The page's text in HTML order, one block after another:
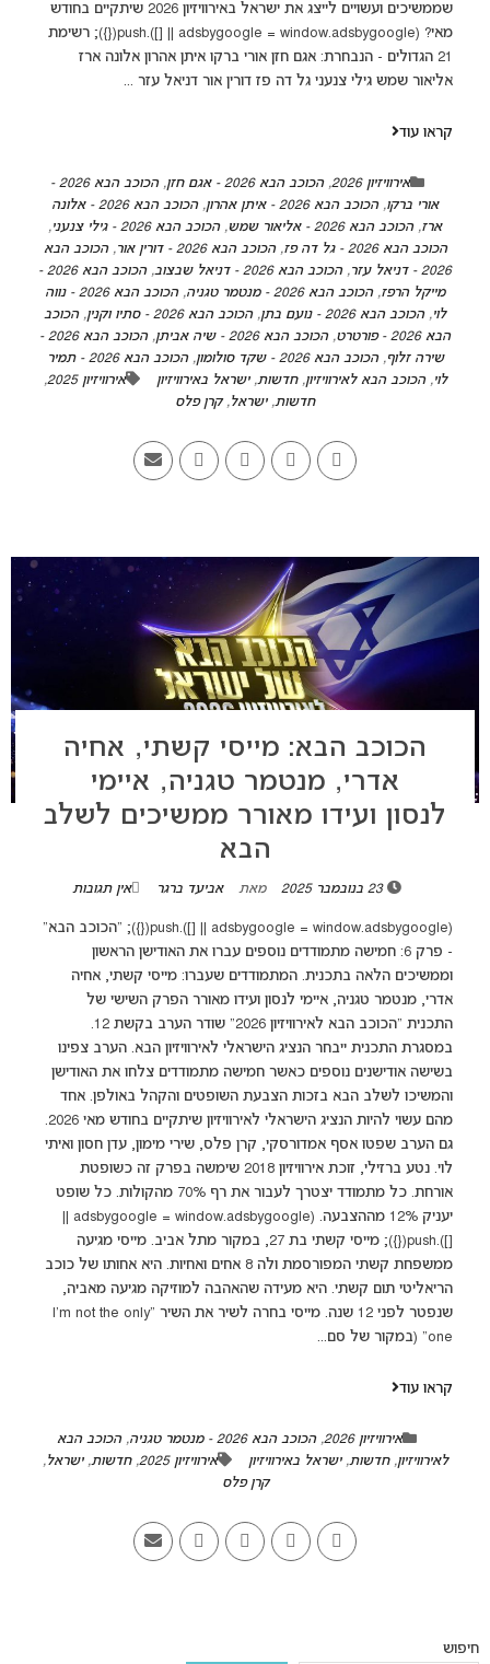
שממשיכים ועשויים לייצג את ישראל באירוויזיון 2026 שיתקיים בחודש
מאי? (adsbygoogle = window.adsbygoogle || []).push({}); רשימת
21 הגדולים - הנבחרת: אגם חזן אורי ברקו איתן אהרון אלונה ארז
אליאור שמש גילי צנעני גל דה פז דורין אור דניאל עזר ...
קראו עוד
אירוויזיון 2026 ,הכוכב הבא 2026 - אגם חזן ,
הכוכב הבא 2026 -
אורי ברקו,הכוכב הבא 2026 - איתן אהרון ,
הכוכב הבא 2026 - אלונה
ארז,הכוכב הבא 2026 - אליאור שמש ,הכוכב הבא 2026 - גילי צנעני
,
הכוכב הבא 2026 - גל דה פז
,הכוכב הבא 2026 - דורין אור ,הכוכב הבא
2026 - דניאל עזר
,הכוכב הבא 2026 - דניאל שבצוב ,
הכוכב הבא 2026 -
מייקל הרפז,הכוכב הבא 2026 - מנטמר טגניה ,
הכוכב הבא 2026 - נווה
לוי,הכוכב הבא 2026 - נועם בתן ,הכוכב הבא 2026 - סתיו וקנין ,הכוכב
הבא 2026 - פורטרט
,הכוכב הבא 2026 - שיה אביתן ,
הכוכב הבא 2026 -
שירה זלוף,הכוכב הבא 2026 - שקד סולומון ,
הכוכב הבא 2026 - תמיר
לוי,הכוכב הבא לאירוויזיון,חדשות,ישראל באירוויזיון אירוויזיון 2025
,
חדשות,ישראל,קרן פלס
הכוכב הבא: מייסי קשתי, אחיה
אדרי, מנטמר טגניה, איימי
לנסון ועידו מאורר ממשיכים לשלב
הבא
23 בנובמבר 2025 מאת אביעד ברגר אין תגובות
(adsbygoogle = window.adsbygoogle || []).push({}); "הכוכב הבא"
- פרק 6: חמישה מתמודדים נוספים עברו את האודישן הראשון
וממשיכים הלאה בתכנית. המתמודדים שעברו: מייסי קשתי, אחיה
אדרי, מנטמר טגניה, איימי לנסון ועידו מאורר הפרק השישי של
התכנית "הכוכב הבא לאירוויזיון 2026" שודר הערב בקשת 12.
במסגרת התכנית ייבחר הנציג הישראלי לאירוויזיון הבא. הערב צפינו
בשישה אודישנים נוספים כאשר חמישה מתמודדים צלחו את האודישן
והמשיכו לשלב הבא בזכות הצבעת השופטים והקהל באולפן. אחד
מהם עשוי להיות הנציג הישראלי לאירוויזיון שיתקיים בחודש מאי 2026.
גם הערב שפטו אסף אמדורסקי, קרן פלס, שירי מימון, עדן חסון ואיתי
לוי. נטע ברזילי, זוכת אירוויזיון 2018 שימשה בפרק זה כשופטת
אורחת. כל מתמודד יצטרך לעבור את רף 70% מהקולות. כל שופט
[]).push({}); מייסי קשתי בת 27, במקור מתל אביב. מייסי מגיעה
ממשפחת קשתי המפורסמת ולה 8 אחים ואחיות. היא אחותו של כוכב
הריאליטי תום קשתי. היא מעידה שהאהבה למוזיקה מגיעה מאביה,
שנפטר לפני 12 שנה. מייסי בחרה לשיר את השיר "I'm not the only
one" (במקור של סם...
קראו עוד
אירוויזיון 2026 ,הכוכב הבא 2026 - מנטמר טגניה ,הכוכב הבא
לאירוויזיון,חדשות,ישראל באירוויזיון אירוויזיון 2025 ,חדשות,ישראל,
קרן פלס
חיפוש